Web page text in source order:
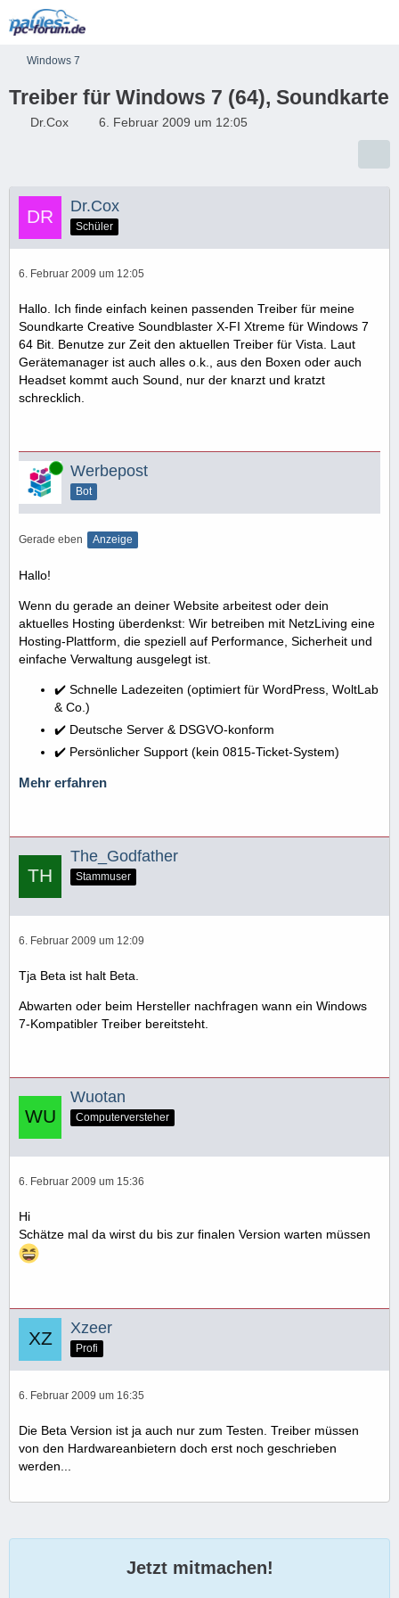
Windows 7
Treiber für Windows 7 (64), Soundkarte
Dr.Cox 6. Februar 2009 um 12:05
Dr.Cox
Schüler
6. Februar 2009 um 12:05
Hallo. Ich finde einfach keinen passenden Treiber für meine
Soundkarte Creative Soundblaster X-FI Xtreme für Windows 7
64 Bit. Benutze zur Zeit den aktuellen Treiber für Vista. Laut
Gerätemanager ist auch alles o.k., aus den Boxen oder auch
Headset kommt auch Sound, nur der knarzt und kratzt
schrecklich.
Online Werbepost
Bot
Gerade eben Anzeige
Hallo!
Wenn du gerade an deiner Website arbeitest oder dein
aktuelles Hosting überdenkst: Wir betreiben mit NetzLiving eine
Hosting-Plattform, die speziell auf Performance, Sicherheit und
einfache Verwaltung ausgelegt ist.
✔️ Schnelle Ladezeiten (optimiert für WordPress, WoltLab
& Co.)
✔️ Deutsche Server & DSGVO-konform
✔️ Persönlicher Support (kein 0815-Ticket-System)
Mehr erfahren
The_Godfather
Stammuser
6. Februar 2009 um 12:09
Tja Beta ist halt Beta.
Abwarten oder beim Hersteller nachfragen wann ein Windows
7-Kompatibler Treiber bereitsteht.
Wuotan
Computerversteher
6. Februar 2009 um 15:36
Hi
Schätze mal da wirst du bis zur finalen Version warten müssen
Xzeer
Profi
6. Februar 2009 um 16:35
Die Beta Version ist ja auch nur zum Testen. Treiber müssen
von den Hardwareanbietern doch erst noch geschrieben
werden...
Jetzt mitmachen!